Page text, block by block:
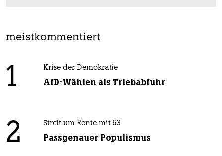
meistkommentiert
1 Krise der Demokratie
AfD-Wählen als Triebabfuhr
2 Streit um Rente mit 63
Passgenauer Populismus